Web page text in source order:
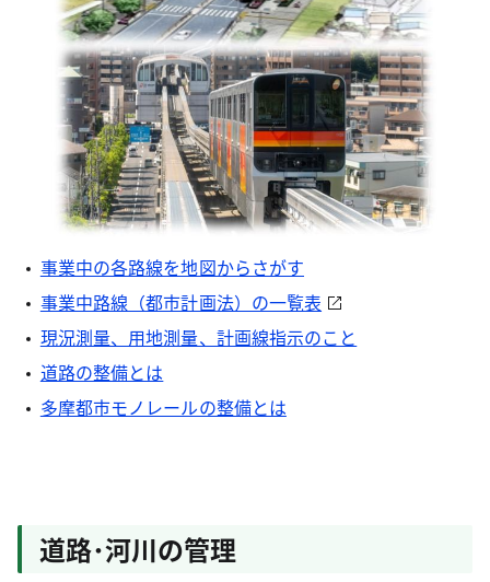
事業中の各路線を地図からさがす
事業中路線（都市計画法）の一覧表
現況測量、用地測量、計画線指示のこと
道路の整備とは
多摩都市モノレールの整備とは
道路･河川の管理